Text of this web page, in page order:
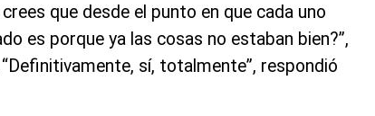
que desde el punto en que cada uno
es porque ya las cosas no estaban bien?”,
sí, totalmente”, respondió